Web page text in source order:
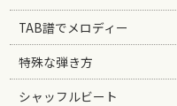
TAB譜でメロディー
特殊な弾き方
シャッフルビート